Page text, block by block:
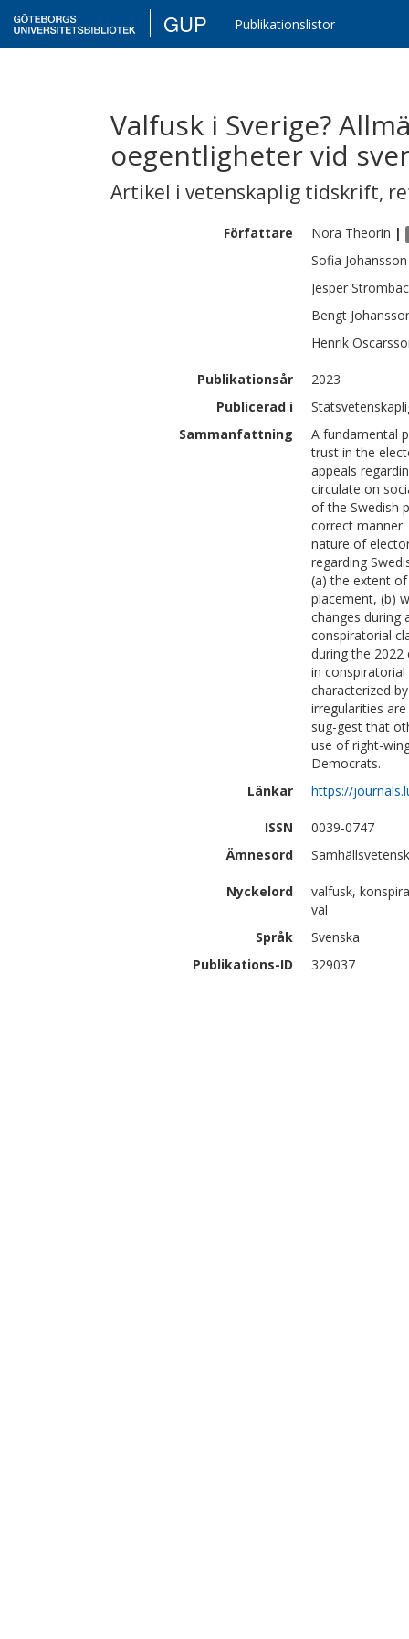
GUP Publikationslistor
Valfusk i Sverige?
oegentligheter vid
Artikel i vetenskaplig tidskrift,
Författare Nora Theorin |
Sofia Johansson
Jesper
Bengt
Henrik
Publikationsår
2023
Publicerad i
Sammanfattning
A fundamental
trust in the
appeals
circulate on
of the Swedish
correct
nature of
regarding
(a) the extent
placement, (b)
changes during
conspiratorial
during the
in
characterized
irregularities
sug-gest that
use of right-
Democrats.
Länkar
https://
ISSN
0039-0747
Ämnesord
Nyckelord
valfusk,
val
Språk
Svenska
Publikations-ID
329037